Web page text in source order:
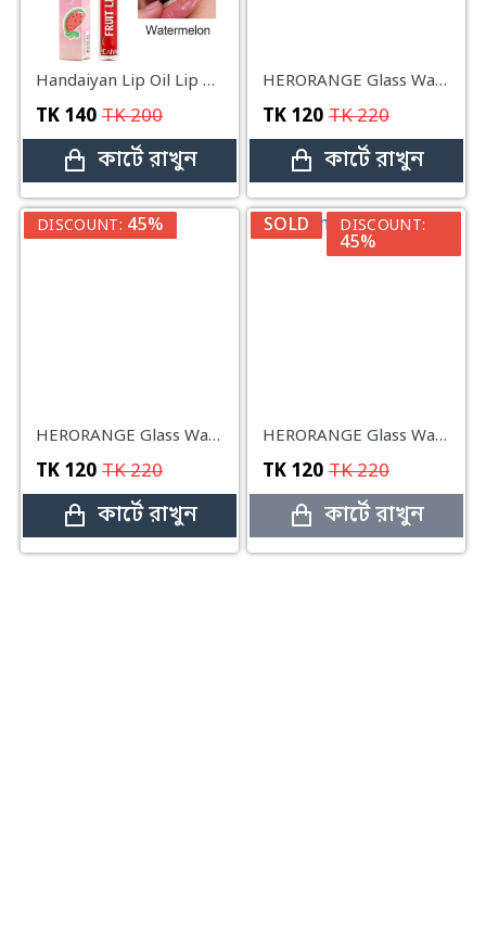
Handaiyan Lip Oil Lip Balm Moisturizing Transparent Lip Care Water Gloss Mirror Lip Gloss#cherry
TK 140 TK200
কার্টে রাখুন
HERORANGE Glass Water Gloss #06
TK 120 TK220
কার্টে রাখুন
DISCOUNT: 45%
HERORANGE Glass Water Gloss #05
TK 120 TK220
কার্টে রাখুন
SOLD DISCOUNT:
45%
HERORANGE Glass Water Gloss #3
TK 120 TK220
কার্টে রাখুন